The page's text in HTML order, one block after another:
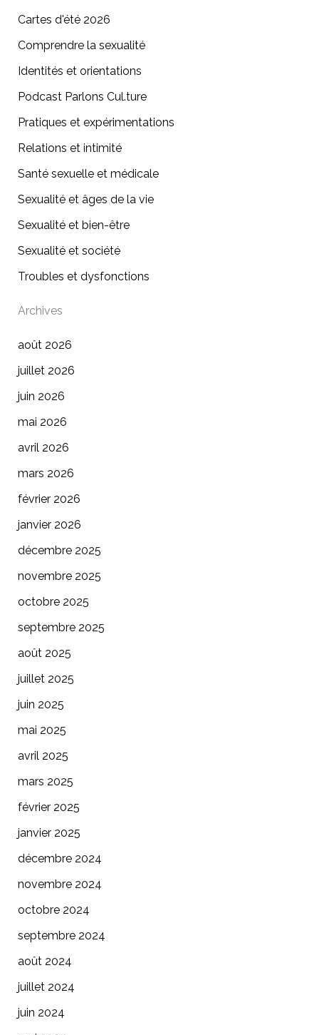
Cartes d'été 2026
Comprendre la sexualité
Identités et orientations
Podcast Parlons Cul.ture
Pratiques et expérimentations
Relations et intimité
Santé sexuelle et médicale
Sexualité et âges de la vie
Sexualité et bien-être
Sexualité et société
Troubles et dysfonctions
Archives
août 2026
juillet 2026
juin 2026
mai 2026
avril 2026
mars 2026
février 2026
janvier 2026
décembre 2025
novembre 2025
octobre 2025
septembre 2025
août 2025
juillet 2025
juin 2025
mai 2025
avril 2025
mars 2025
février 2025
janvier 2025
décembre 2024
novembre 2024
octobre 2024
septembre 2024
août 2024
juillet 2024
juin 2024